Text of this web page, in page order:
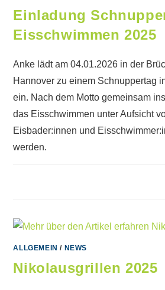
Einladung
Eisschwimmen 2025
Anke lädt am 04.01.2026 in der
Hannover zu einem Schnuppertag
ein. Nach dem Motto gemeinsam
das Eisschwimmen unter Aufsicht
Eisbader:innen und
werden.
ALLGEMEIN / NEWS
Nikolausgrillen 2025